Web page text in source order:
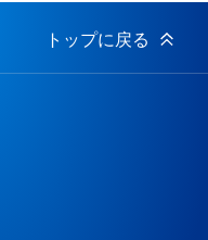
トップに戻る